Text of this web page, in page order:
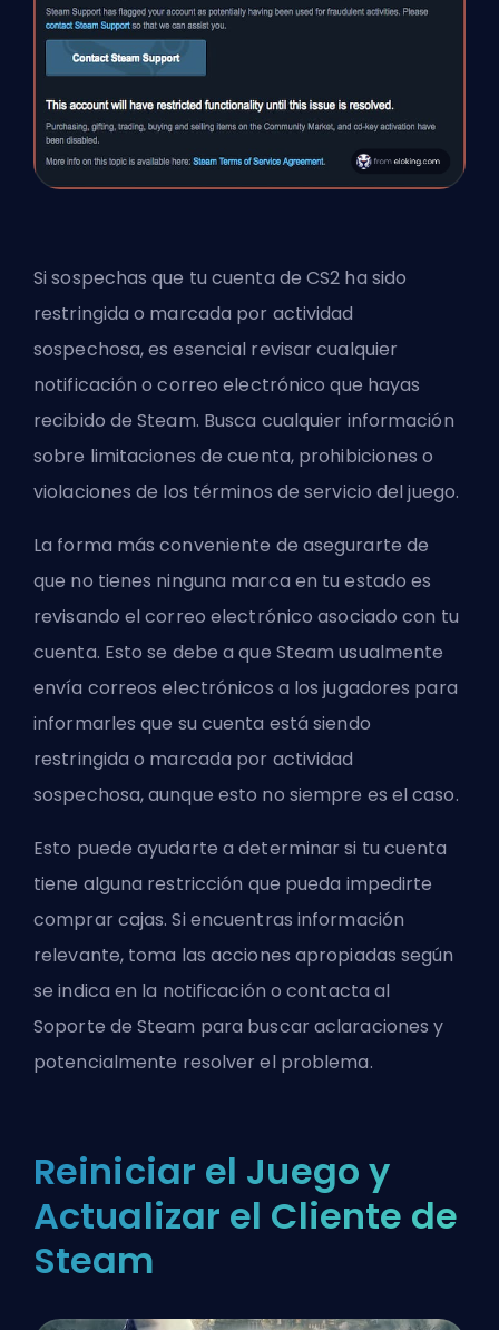
Si sospechas que tu cuenta de CS2 ha sido
restringida o marcada por actividad
sospechosa, es esencial revisar cualquier
notificación o correo electrónico que hayas
recibido de Steam. Busca cualquier información
sobre limitaciones de cuenta, prohibiciones o
violaciones de los términos de servicio del juego.
La forma más conveniente de asegurarte de
que no tienes ninguna marca en tu estado es
revisando el correo electrónico asociado con tu
cuenta. Esto se debe a que Steam usualmente
envía correos electrónicos a los jugadores para
informarles que su cuenta está siendo
restringida o marcada por actividad
sospechosa, aunque esto no siempre es el caso.
Esto puede ayudarte a determinar si tu cuenta
tiene alguna restricción que pueda impedirte
comprar cajas. Si encuentras información
relevante, toma las acciones apropiadas según
se indica en la notificación o contacta al
Soporte de Steam para buscar aclaraciones y
potencialmente resolver el problema.
Reiniciar el Juego y
Actualizar el Cliente de
Steam